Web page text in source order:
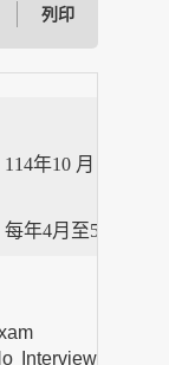
列印
114年10 月 13 日至
每年4月至5月進行
Interview